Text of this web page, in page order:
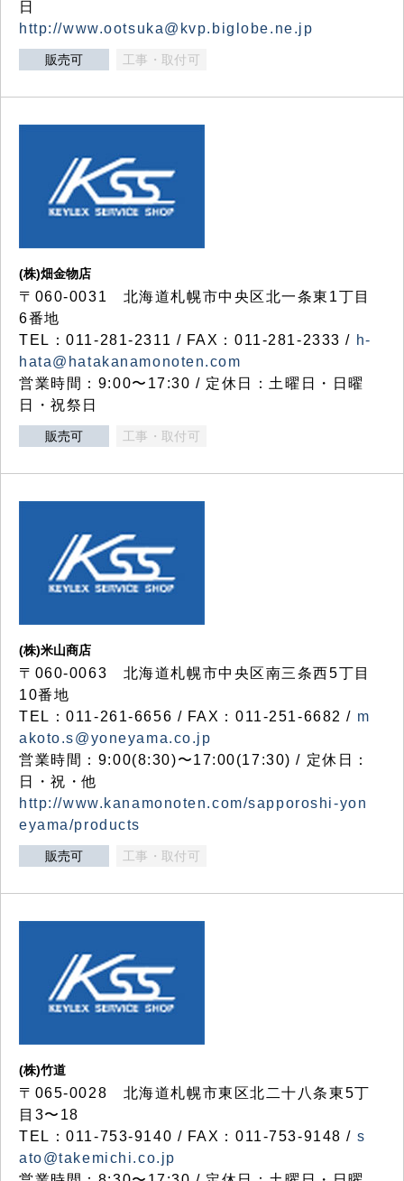
日
http://www.ootsuka@kvp.biglobe.ne.jp
販売可 工事・取付可
(株)畑金物店
〒060-0031 北海道札幌市中央区北一条東1丁目
6番地
TEL：011-281-2311 / FAX：011-281-2333 / h-
hata@hatakanamonoten.com
営業時間：9:00〜17:30 / 定休日：土曜日・日曜
日・祝祭日
販売可 工事・取付可
(株)米山商店
〒060-0063 北海道札幌市中央区南三条西5丁目
10番地
TEL：011-261-6656 / FAX：011-251-6682 / m
akoto.s@yoneyama.co.jp
営業時間：9:00(8:30)〜17:00(17:30) / 定休日：
日・祝・他
http://www.kanamonoten.com/sapporoshi-yon
eyama/products
販売可 工事・取付可
(株)竹道
〒065-0028 北海道札幌市東区北二十八条東5丁
目3〜18
TEL：011-753-9140 / FAX：011-753-9148 / s
ato@takemichi.co.jp